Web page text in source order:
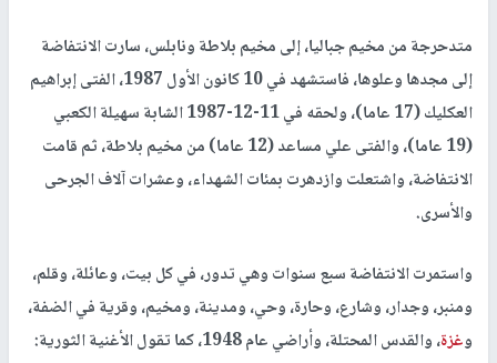
متدحرجة من مخيم جباليا، إلى مخيم بلاطة ونابلس، سارت الانتفاضة
إلى مجدها وعلوها، فاستشهد في 10 كانون الأول 1987، الفتى إبراهيم
العكليك (17 عاما)، ولحقه في 11-12-1987 الشابة سهيلة الكعبي
(19 عاما)، والفتى علي مساعد (12 عاما) من مخيم بلاطة، ثم قامت
الانتفاضة، واشتعلت وازدهرت بمئات الشهداء، وعشرات آلاف الجرحى
والأسرى.
واستمرت الانتفاضة سبع سنوات وهي تدور، في كل بيت، وعائلة، وقلم،
ومنبر، وجدار، وشارع، وحارة، وحي، ومدينة، ومخيم، وقرية في الضفة،
وغزة
، والقدس المحتلة، وأراضي عام 1948، كما تقول الأغنية الثورية: